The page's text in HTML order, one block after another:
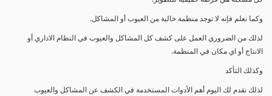
وكما نعلم فإنه لا توجد منظمة خالية من العيوب أو المشاكل.
لذلك من الضروري العمل على كشف كل المشاكل والعيوب في النظام الاداري أو
الانتاج أو اي مكان في المنظمة.
وكذلك التأكد
لذلك نقدم لك اليوم أهم الأدوات المستخدمة في الكشف عن المشاكل والعيوب